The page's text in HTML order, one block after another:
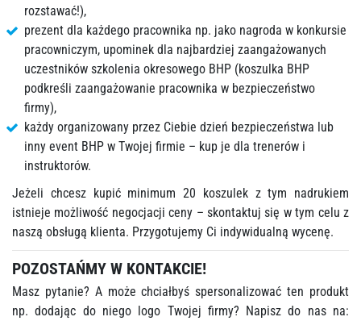
rozstawać!),
prezent dla każdego pracownika np. jako nagroda w konkursie
pracowniczym, upominek dla najbardziej zaangażowanych
uczestników szkolenia okresowego BHP (koszulka BHP
podkreśli zaangażowanie pracownika w bezpieczeństwo
firmy),
każdy organizowany przez Ciebie dzień bezpieczeństwa lub
inny event BHP w Twojej firmie – kup je dla trenerów i
instruktorów.
Jeżeli chcesz kupić minimum 20 koszulek z tym nadrukiem
istnieje możliwość negocjacji ceny – skontaktuj się w tym celu z
naszą obsługą klienta. Przygotujemy Ci indywidualną wycenę.
POZOSTAŃMY W KONTAKCIE!
Masz pytanie? A może chciałbyś spersonalizować ten produkt
np. dodając do niego logo Twojej firmy? Napisz do nas na: